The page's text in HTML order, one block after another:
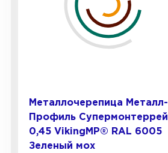
Металлочерепица Металл-
Профиль Супермонтеррей
0,45 VikingMP® RAL 6005
Зеленый мох